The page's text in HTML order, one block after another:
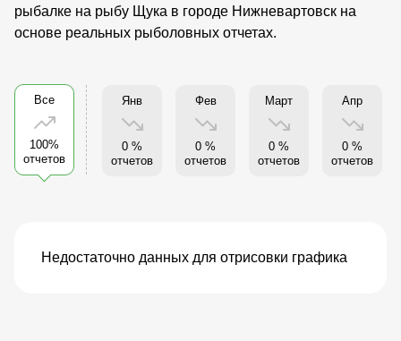
рыбалке на рыбу Щука в городе Нижневартовск на
основе реальных рыболовных отчетах.
Все
100%
отчетов
Янв
0 %
отчетов
Фев
0 %
отчетов
Март
0 %
отчетов
Апр
0 %
отчетов
Недостаточно данных для отрисовки графика